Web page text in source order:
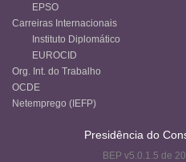
EPSO
Carreiras Internacionais
Instituto Diplomático
EUROCID
Org. Int. do Trabalho
OCDE
Netemprego (IEFP)
Presidência do
BEP v5.0.1.5 de